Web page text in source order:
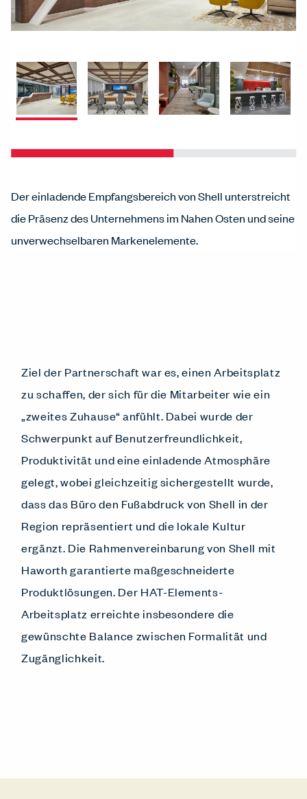
Der einladende Empfangsbereich von Shell unterstreicht
die Präsenz des Unternehmens im Nahen Osten und seine
unverwechselbaren Markenelemente.
Ziel der Partnerschaft war es, einen Arbeitsplatz
zu schaffen, der sich für die Mitarbeiter wie ein
„zweites Zuhause“ anfühlt. Dabei wurde der
Schwerpunkt auf Benutzerfreundlichkeit,
Produktivität und eine einladende Atmosphäre
gelegt, wobei gleichzeitig sichergestellt wurde,
dass das Büro den Fußabdruck von Shell in der
Region repräsentiert und die lokale Kultur
ergänzt. Die Rahmenvereinbarung von Shell mit
Haworth garantierte maßgeschneiderte
Produktlösungen. Der HAT-Elements-
Arbeitsplatz erreichte insbesondere die
gewünschte Balance zwischen Formalität und
Zugänglichkeit.